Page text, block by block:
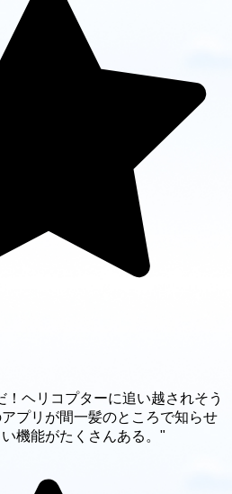
！ヘリコプターに追い越されそう
プリが間一髪のところで知らせ
機能がたくさんある。"